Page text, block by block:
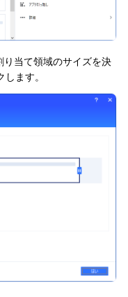
当て領域のサイズを決
ます。